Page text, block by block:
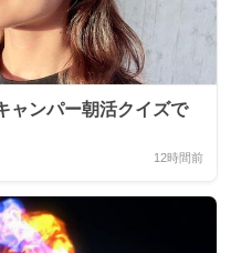
ャンパー朝活クイズで
12時間前